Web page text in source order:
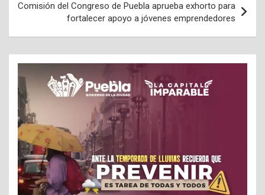
Comisión del Congreso de Puebla aprueba exhorto para
fortalecer apoyo a jóvenes emprendedores